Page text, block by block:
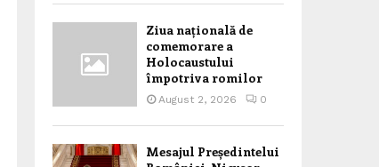
Ziua națională de
comemorare a
Holocaustului
împotriva romilor
August 2, 2026 0
Mesajul Președintelui